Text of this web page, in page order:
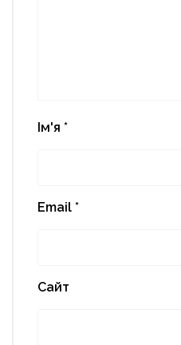
Ім'я *
Email *
Сайт